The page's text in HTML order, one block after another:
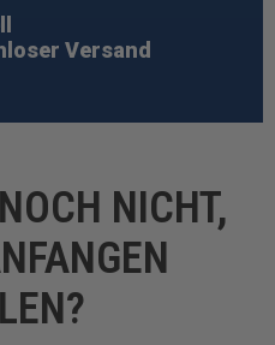
Versand
NICHT,